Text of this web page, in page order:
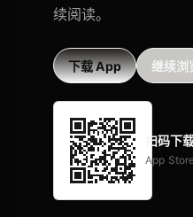
续阅读。
下载 App 继续浏
扫码下
App